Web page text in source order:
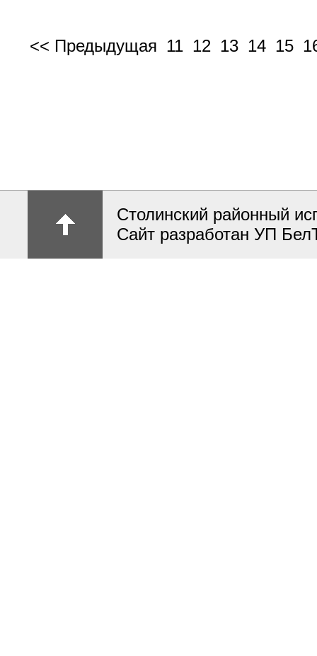
<< Предыдущая 11 12 13 14 15
Столинский районный
Сайт разработан УП